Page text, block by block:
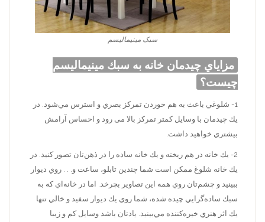
سبک مینیمالیسم
مزاياي چيدمان خانه به سبك مينيمالیسم
چيست؟
1- شلوغي باعث به هم خوردن تمركز بصري و استرس مي‌شود. در
يك چيدمان با وسايل كمتر تمركز بالا می رود و احساس آرامش
بيشتري خواهيد داشت.
2- يك خانه در هم ريخته و يك خانه ساده را در ذهن‌تان تصور كنيد. در
يك خانه شلوغ ممكن است شما چندين تابلو، ساعت و. . . روي ديوار
ببينيد و چشم‌تان روي همه اين تصاوير بچرخد. اما در خانه‌اي كه به
سبك ساده‌گرايي چيده شده، شما روي يك ديوار سفيد و خالي تنها
يك اثر هنري خيره‌كننده مي‌بينيد. يادتان باشد وسايل كم و زيبا